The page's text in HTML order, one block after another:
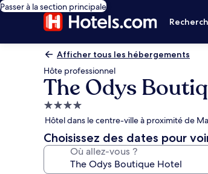
Passer à la section principale
Afficher tous les hébergements
Hôte professionnel
The Odys
Hébergement
4.0 étoiles
Hôtel dans le centre-ville à proximité de
Choisissez des dates pour
Où allez-vous ?